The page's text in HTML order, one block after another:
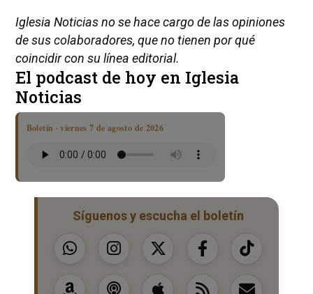
Iglesia Noticias no se hace cargo de las opiniones
de sus colaboradores, que no tienen por qué
coincidir con su línea editorial.
El podcast de hoy en Iglesia
Noticias
Boletín · viernes 7 de agosto de 2026
Síguenos y escucha el boletín